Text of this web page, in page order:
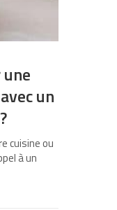
un
cuisine ou
à un